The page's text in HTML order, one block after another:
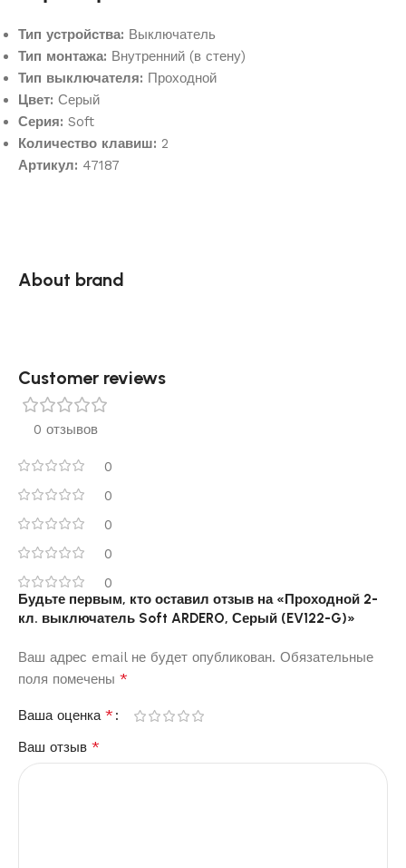
Тип устройства: Выключатель
Тип монтажа: Внутренний (в стену)
Тип выключателя: Проходной
Цвет: Серый
Серия: Soft
Количество клавиш: 2
Артикул: 47187
About brand
Customer reviews​
0 отзывов
0
0
0
0
0
Будьте первым, кто оставил отзыв на «Проходной 2-
кл. выключатель Soft ARDERO, Серый (EV122-G)»
Ваш адрес email не будет опубликован. Обязательные
поля помечены *
Ваша оценка *
Ваш отзыв *